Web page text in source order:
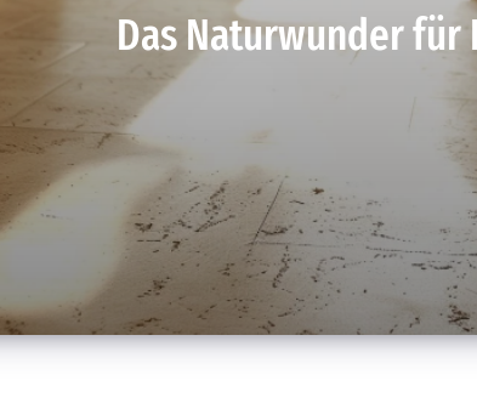
Das Naturwunder für